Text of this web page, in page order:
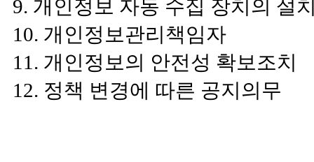
9. 개인정보 자동 수집 장치의 설
10. 개인정보관리책임자
11. 개인정보의 안전성 확보조치
12. 정책 변경에 따른 공지의무